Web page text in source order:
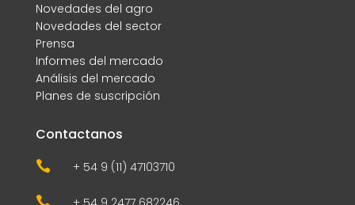
Novedades del agro
Novedades del sector
Prensa
Informes del mercado
Análisis del mercado
Planes de suscripción
Contactanos
 + 54 9 (11) 47103710
